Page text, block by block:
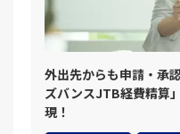
外出先からも申請・承
ズバンスJTB経費精算
現！